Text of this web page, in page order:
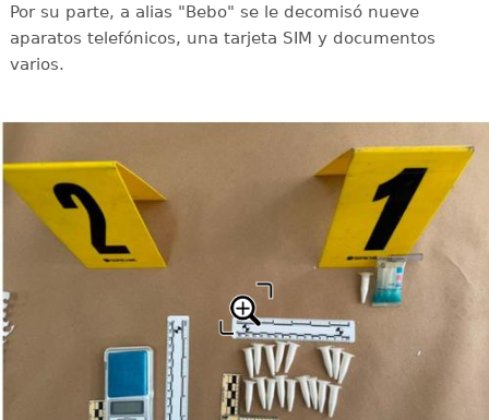
Por su parte, a alias "Bebo" se le decomisó nueve
aparatos telefónicos, una tarjeta SIM y documentos
varios.